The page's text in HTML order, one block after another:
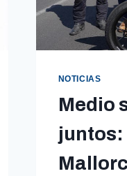
NOTICIAS
Medio
juntos: